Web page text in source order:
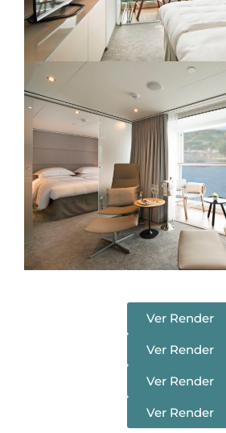
Ver Render
Ver Render
Ver Render
Ver Render